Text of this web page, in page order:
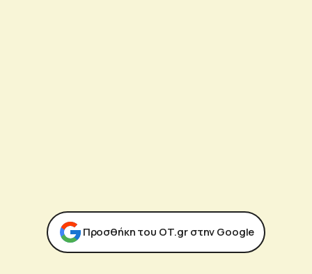
Προσθήκη του ΟΤ.gr στην Google